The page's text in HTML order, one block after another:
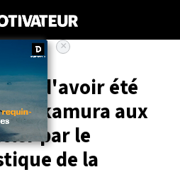
d'avoir été
Nakamura aux
par le
de la
×